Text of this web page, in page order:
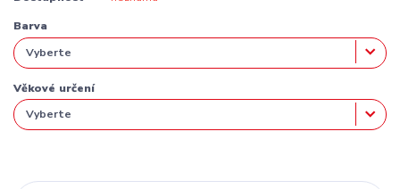
Barva
Věkové určení